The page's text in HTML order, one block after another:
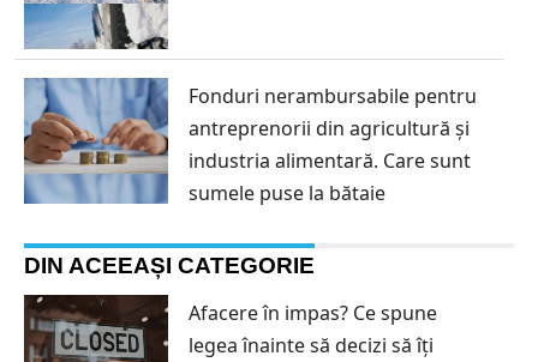
Fonduri nerambursabile pentru
antreprenorii din agricultură și
industria alimentară. Care sunt
sumele puse la bătaie
DIN ACEEAȘI CATEGORIE
Afacere în impas? Ce spune
legea înainte să decizi să îți